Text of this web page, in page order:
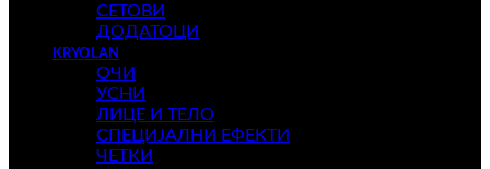
СЕТОВИ
ДОДАТОЦИ
KRYOLAN
ОЧИ
УСНИ
ЛИЦЕ И ТЕЛО
СПЕЦИЈАЛНИ ЕФЕКТИ
ЧЕТКИ